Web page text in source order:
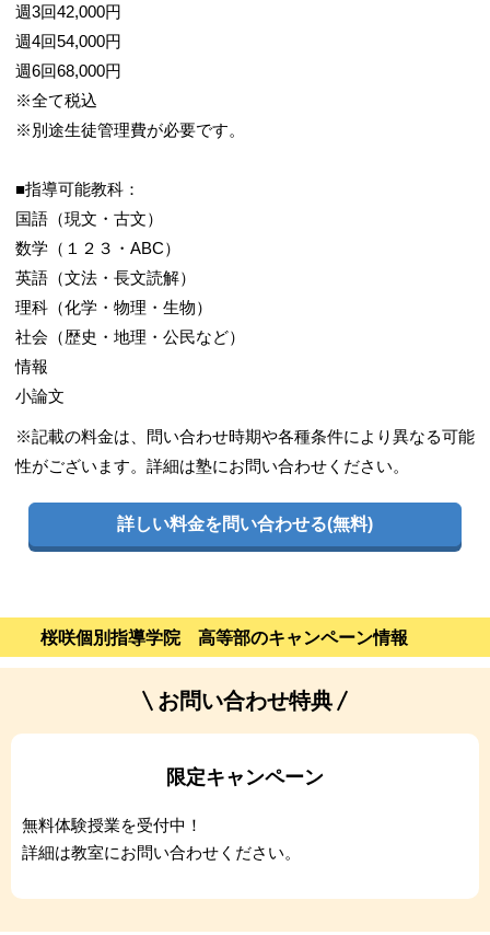
週3回42,000円
週4回54,000円
週6回68,000円
※全て税込
※別途生徒管理費が必要です。
■指導可能教科：
国語（現文・古文）
数学（１２３・ABC）
英語（文法・長文読解）
理科（化学・物理・生物）
社会（歴史・地理・公民など）
情報
小論文
※記載の料金は、問い合わせ時期や各種条件により異なる可能
性がございます。詳細は塾にお問い合わせください。
詳しい料金を問い合わせる(無料)
桜咲個別指導学院 高等部のキャンペーン情報
お問い合わせ特典
限定キャンペーン
無料体験授業を受付中！
詳細は教室にお問い合わせください。